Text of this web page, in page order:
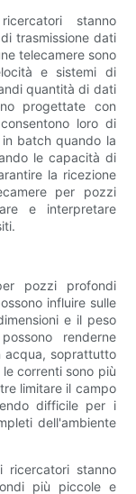
stanno
trasmissione dati
telecamere sono
e sistemi di
quantità di dati
progettate con
loro di
batch quando la
le capacità di
la ricezione
per pozzi
e interpretare
pozzi profondi
influire sulle
e il peso
renderne
acqua, soprattutto
correnti sono più
limitare il campo
difficile per i
dell'ambiente
ricercatori stanno
più piccole e